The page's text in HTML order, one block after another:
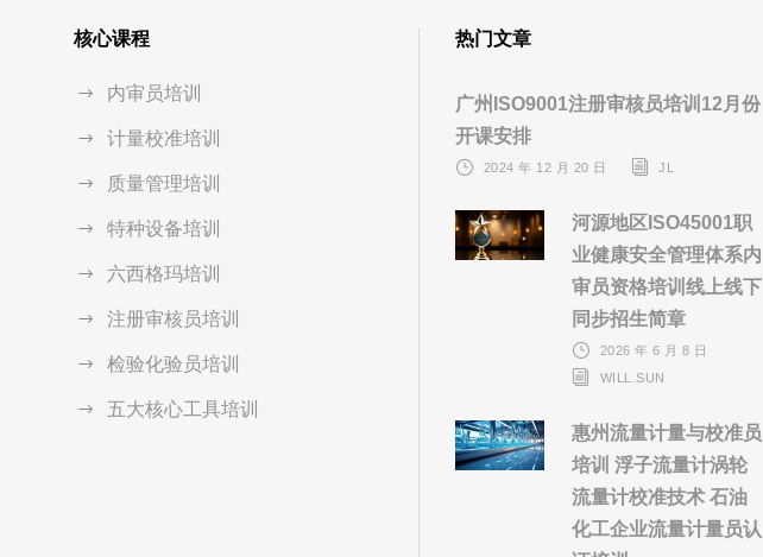
核心课程
内审员培训
计量校准培训
质量管理培训
特种设备培训
六西格玛培训
注册审核员培训
检验化验员培训
五大核心工具培训
热门文章
广州ISO9001注册审核员培训12月份
开课安排
2024 年 12 月 20 日 JL
河源地区ISO45001职
业健康安全管理体系内
审员资格培训线上线下
同步招生简章
2026 年 6 月 8 日
WILL.SUN
惠州流量计量与校准员
培训 浮子流量计涡轮
流量计校准技术 石油
化工企业流量计量员认